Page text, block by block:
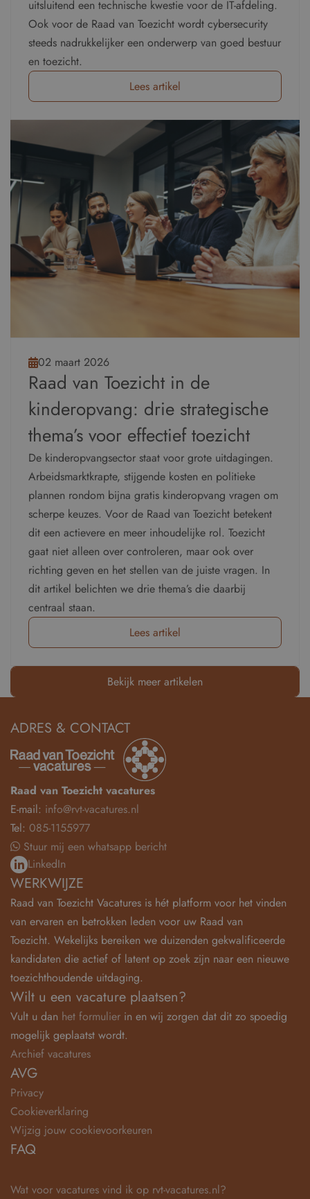
uitsluitend een technische kwestie voor de IT-afdeling.
Ook voor de Raad van Toezicht wordt cybersecurity
steeds nadrukkelijker een onderwerp van goed bestuur
en toezicht.
Lees artikel
02 maart 2026
Raad van Toezicht in de
kinderopvang: drie strategische
thema’s voor effectief toezicht
De kinderopvangsector staat voor grote uitdagingen.
Arbeidsmarktkrapte, stijgende kosten en politieke
plannen rondom bijna gratis kinderopvang vragen om
scherpe keuzes. Voor de Raad van Toezicht betekent
dit een actievere en meer inhoudelijke rol. Toezicht
gaat niet alleen over controleren, maar ook over
richting geven en het stellen van de juiste vragen. In
dit artikel belichten we drie thema’s die daarbij
centraal staan.
Lees artikel
Bekijk meer artikelen
ADRES & CONTACT
Raad van Toezicht vacatures
E-mail: info@rvt-vacatures.nl
Tel: 085-1155977
Stuur mij een whatsapp bericht
LinkedIn
WERKWIJZE
Raad van Toezicht Vacatures is hét platform voor het vinden
van ervaren en betrokken leden voor uw Raad van
Toezicht. Wekelijks bereiken we duizenden gekwalificeerde
kandidaten die actief of latent op zoek zijn naar een nieuwe
toezichthoudende uitdaging.
Wilt u een vacature plaatsen?
Vult u dan het formulier in en wij zorgen dat dit zo spoedig
mogelijk geplaatst wordt.
Archief vacatures
AVG
Privacy
Cookieverklaring
Wijzig jouw cookievoorkeuren
FAQ
Wat voor vacatures vind ik op rvt-vacatures.nl?